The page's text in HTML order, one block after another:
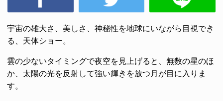
宇宙の雄大さ、美しさ、神秘性を地球にいながら目視でき
る、天体ショー。
雲の少ないタイミングで夜空を見上げると、無数の星のほ
か、太陽の光を反射して強い輝きを放つ月が目に入りま
す。